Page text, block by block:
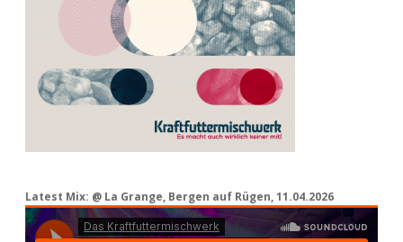
Latest Mix: @ La Grange, Bergen auf Rügen, 11.04.2026